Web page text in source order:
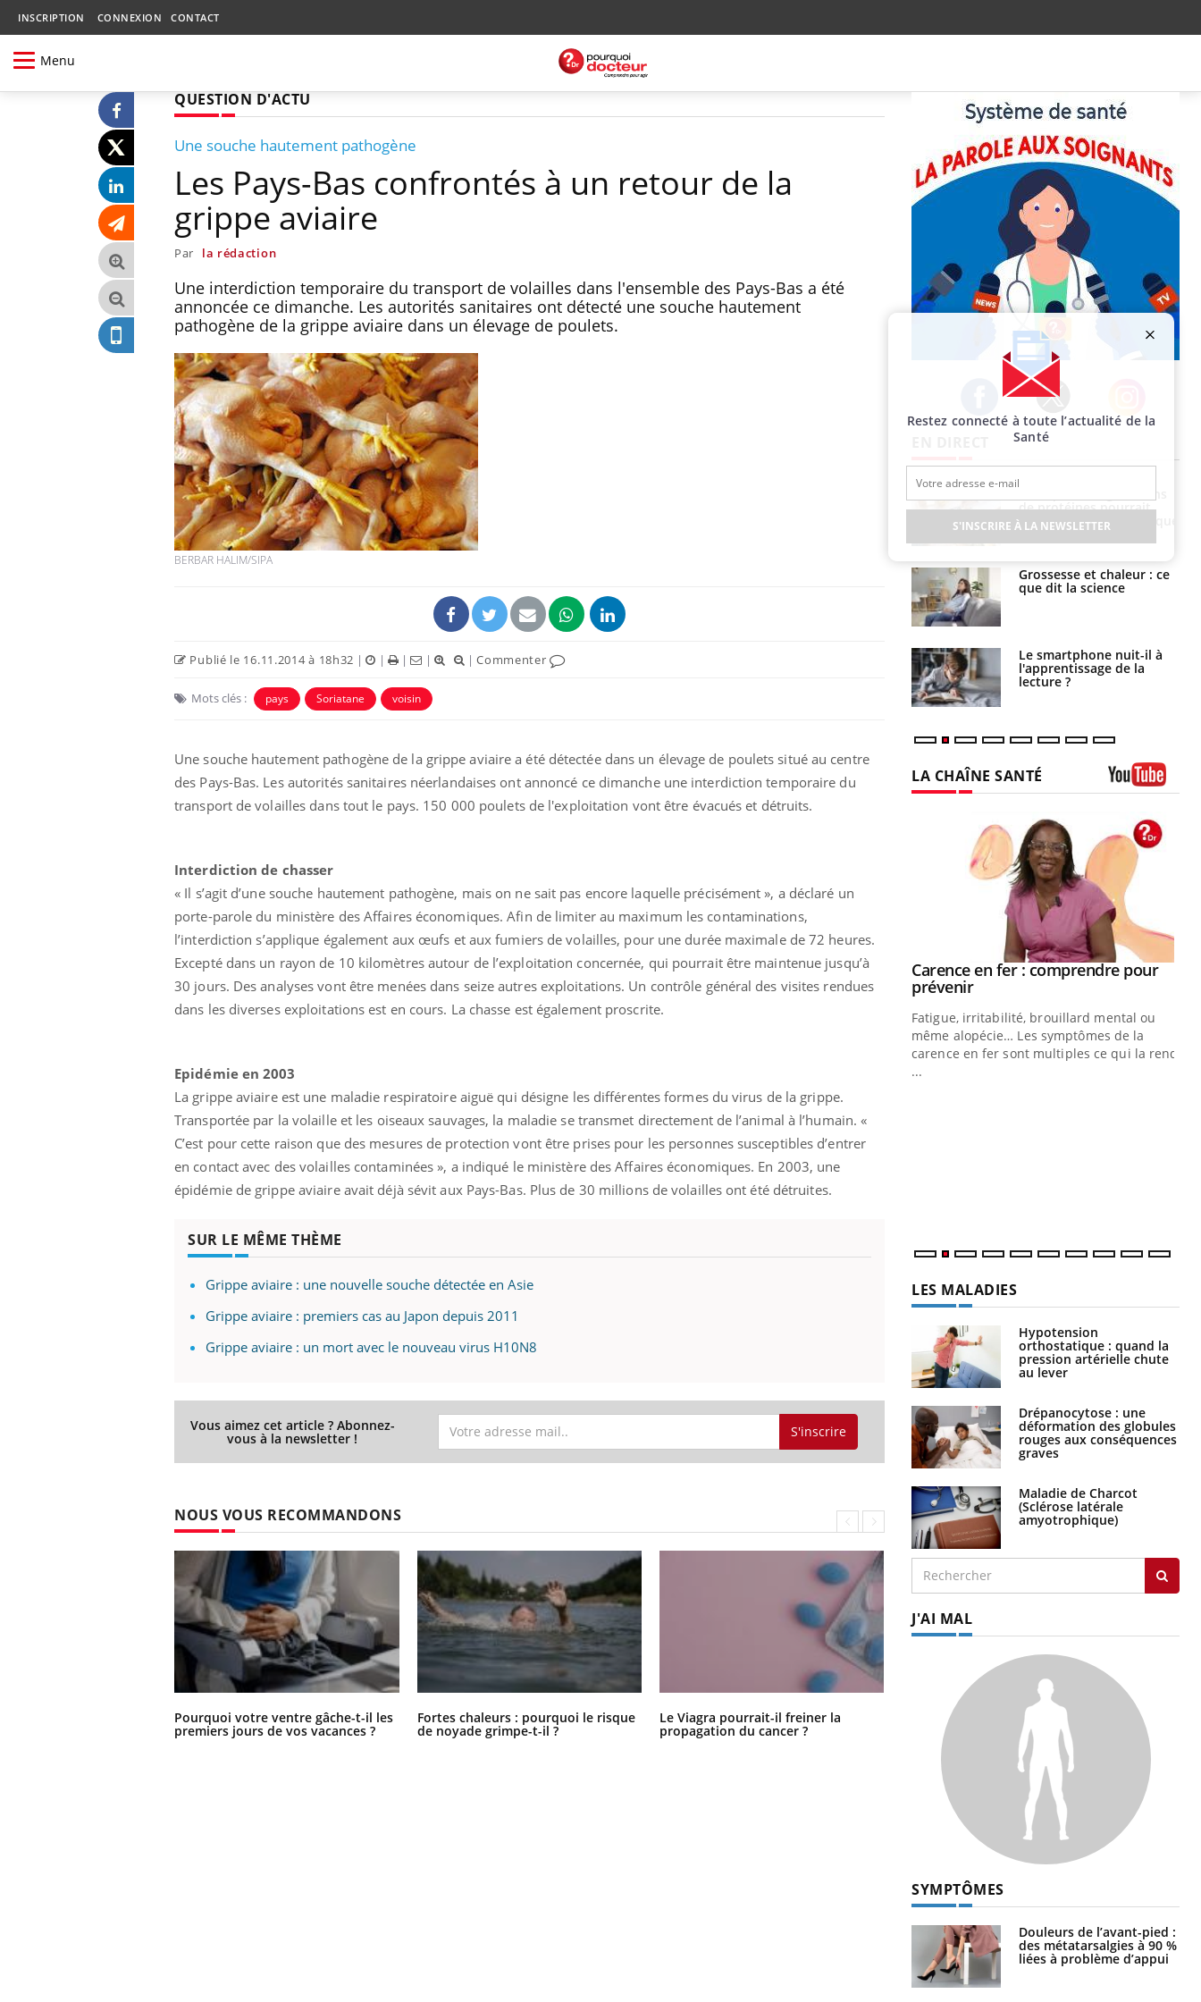
INSCRIPTION CONNEXION CONTACT
Menu
QUESTION D'ACTU
Une souche hautement pathogène
Les Pays-Bas confrontés à un retour de la
grippe aviaire
Par la rédaction
Une interdiction temporaire du transport de volailles dans l'ensemble des Pays-Bas a été
annoncée ce dimanche. Les autorités sanitaires ont détecté une souche hautement
pathogène de la grippe aviaire dans un élevage de poulets.
BERBAR HALIM/SIPA
Publié le 16.11.2014 à 18h32 | | | | |Commenter
Mots clés : pays Soriatane voisin
Une souche hautement pathogène de la grippe aviaire a été détectée dans un élevage de poulets situé au centre
des Pays-Bas. Les autorités sanitaires néerlandaises ont annoncé ce dimanche une interdiction temporaire du
transport de volailles dans tout le pays. 150 000 poulets de l'exploitation vont être évacués et détruits.
Interdiction de chasser
« Il s’agit d’une souche hautement pathogène, mais on ne sait pas encore laquelle précisément », a déclaré un
porte-parole du ministère des Affaires économiques. Afin de limiter au maximum les contaminations,
l’interdiction s’applique également aux œufs et aux fumiers de volailles, pour une durée maximale de 72 heures.
Excepté dans un rayon de 10 kilomètres autour de l’exploitation concernée, qui pourrait être maintenue jusqu’à
30 jours. Des analyses vont être menées dans seize autres exploitations. Un contrôle général des visites rendues
dans les diverses exploitations est en cours. La chasse est également proscrite.
Epidémie en 2003
La grippe aviaire est une maladie respiratoire aiguë qui désigne les différentes formes du virus de la grippe.
Transportée par la volaille et les oiseaux sauvages, la maladie se transmet directement de l’animal à l’humain. «
C’est pour cette raison que des mesures de protection vont être prises pour les personnes susceptibles d’entrer
en contact avec des volailles contaminées », a indiqué le ministère des Affaires économiques. En 2003, une
épidémie de grippe aviaire avait déjà sévit aux Pays-Bas. Plus de 30 millions de volailles ont été détruites.
SUR LE MÊME THÈME
Grippe aviaire : une nouvelle souche détectée en Asie
Grippe aviaire : premiers cas au Japon depuis 2011
Grippe aviaire : un mort avec le nouveau virus H10N8
Vous aimez cet article ? Abonnez-
vous à la newsletter ! S'inscrire
NOUS VOUS RECOMMANDONS
Pourquoi votre ventre gâche-t-il les
premiers jours de vos vacances ?
Fortes chaleurs : pourquoi le risque
de noyade grimpe-t-il ?
Le Viagra pourrait-il freiner la
propagation du cancer ?
Pourquoi manger moins de
protéines pourrait finalement être
bénéfique
Facebook Twitter Instagram
noyade grimpe-t-il ?
Le Viagra pourrait-il
freiner la propagation du
de protéines pourrait
finalement être bénéfique
Grossesse et chaleur : ce
que dit la science
Le smartphone nuit-il à
l'apprentissage de la
lecture ?
vacances, elle reste dans
le coma pendant 42 jours
Mordue par un
barracuda, une petite fille
secourue grâce à un
Légionellose en Suisse :
quelle est l’origine de la
contamination ?
LA CHAÎNE SANTÉ
Youtube
Eczéma Chronique des Mains :
expliquer ma maladieYoutube
Il y a des sujets qui sont faciles à aborder...
Youtube
Carence en fer : comprendre pour
prévenirYoutube
Fatigue, irritabilité, brouillard mental ou
même alopécie… Les symptômes de la
carence en fer sont multiples ce qui la rend
...
LES MALADIES
Hypotension
orthostatique : quand la
pression artérielle chute
au lever
Drépanocytose : une
déformation des globules
rouges aux conséquences
graves
Maladie de Charcot
(Sclérose latérale
amyotrophique)
J'AI MAL
SYMPTÔMES
Douleurs de l’avant-pied :
des métatarsalgies à 90 %
liées à problème d’appui
Restez connecté à toute l’actualité de la
Santé
S'INSCRIRE À LA NEWSLETTER